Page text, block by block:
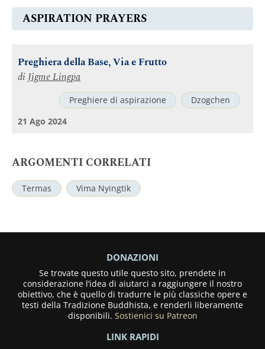
ASPIRATION PRAYERS
Preghiera della Base, Via e Frutto
diJigme Lingpa
Preghiere di aspirazione
Dzogchen
21 Ago 2024
ARGOMENTI CORRELATI
Termas Vima Nyingtik
DONAZIONI
Se trovate questo utile questo sito, prendete in
considerazione l’idea di aiutarci a raggiungere il nostro
obiettivo, che è quello di tradurre le più classiche opere e
testi della Tradizione Buddhista, e renderli liberamente
disponibili. Sostienici su Patreon
LINK RAPIDI